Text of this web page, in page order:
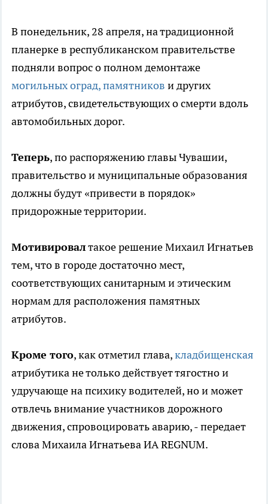
В понедельник, 28 апреля, на традиционной
планерке в республиканском правительстве
подняли вопрос о полном демонтаже
могильных оград, памятников и других
атрибутов, свидетельствующих о смерти вдоль
автомобильных дорог.
Теперь, по распоряжению главы Чувашии,
правительство и муниципальные образования
должны будут «привести в порядок»
придорожные территории.
Мотивировалтакое решение Михаил Игнатьев
тем, что в городе достаточно мест,
соответствующих санитарным и этическим
нормам для расположения памятных
атрибутов.
Кроме того, как отметил глава,кладбищенская
атрибутика не только действует тягостно и
удручающе на психику водителей, но и может
отвлечь внимание участников дорожного
движения, спровоцировать аварию, - передает
слова Михаила Игнатьева ИА REGNUM.